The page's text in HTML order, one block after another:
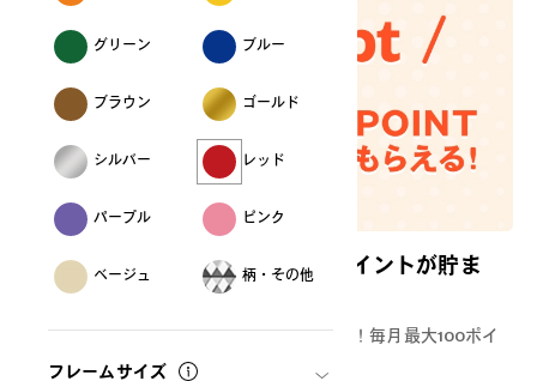
グリーン ブルー
ブラウン ゴールド
シルバー レッド
パープル ピンク
ベージュ 柄・その他
フレームサイズ
【会員限定】お気に入り登録でポイントが貯ま
る！
お気に入り登録1商品につき10ポイントGET！毎月最大100ポイ
ントがもらえます。